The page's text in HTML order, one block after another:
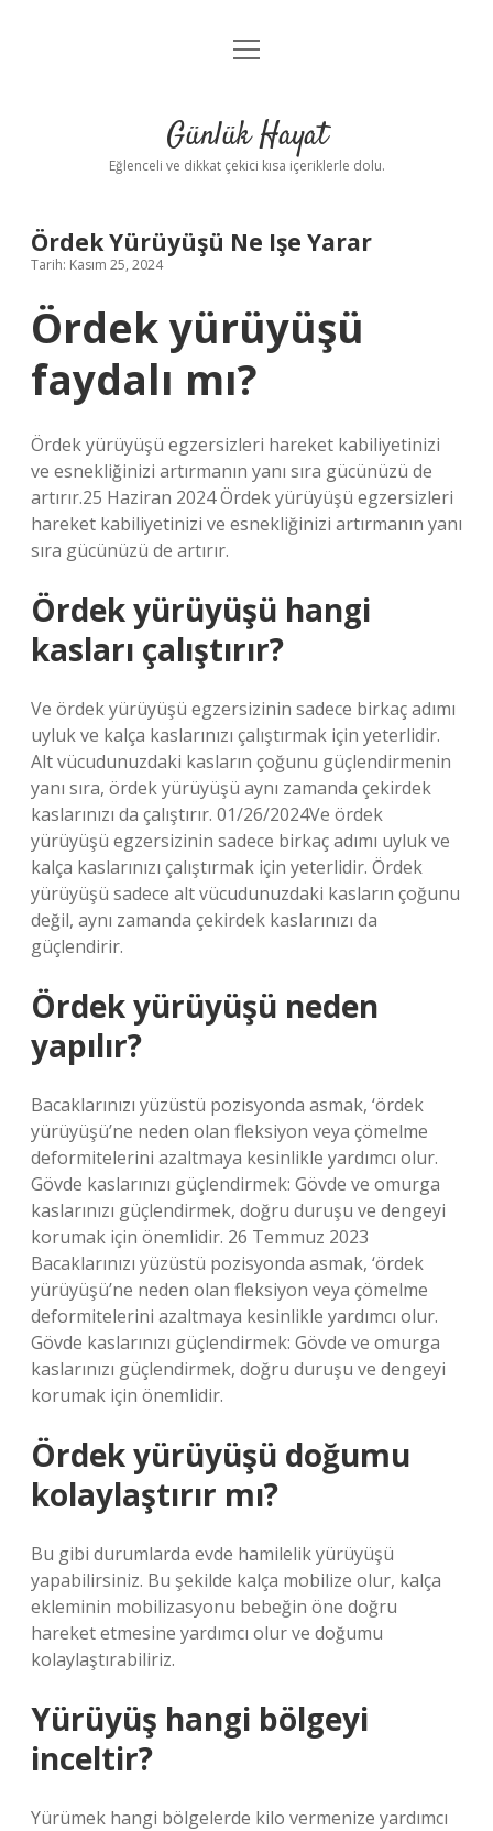
Anasayfa
Yasal Uyarı
menüyü
Günlük Hayat
Eğlenceli ve dikkat çekici kısa içeriklerle dolu.
Ördek Yürüyüşü Ne Işe Yarar
Tarih: Kasım 25, 2024
Ördek yürüyüşü
faydalı mı?
Ördek yürüyüşü egzersizleri hareket kabiliyetinizi
ve esnekliğinizi artırmanın yanı sıra gücünüzü de
artırır.25 Haziran 2024 Ördek yürüyüşü egzersizleri
hareket kabiliyetinizi ve esnekliğinizi artırmanın yanı
sıra gücünüzü de artırır.
Ördek yürüyüşü hangi
kasları çalıştırır?
Ve ördek yürüyüşü egzersizinin sadece birkaç adımı
uyluk ve kalça kaslarınızı çalıştırmak için yeterlidir.
Alt vücudunuzdaki kasların çoğunu güçlendirmenin
yanı sıra, ördek yürüyüşü aynı zamanda çekirdek
kaslarınızı da çalıştırır. 01/26/2024Ve ördek
yürüyüşü egzersizinin sadece birkaç adımı uyluk ve
kalça kaslarınızı çalıştırmak için yeterlidir. Ördek
yürüyüşü sadece alt vücudunuzdaki kasların çoğunu
değil, aynı zamanda çekirdek kaslarınızı da
güçlendirir.
Ördek yürüyüşü neden
yapılır?
Bacaklarınızı yüzüstü pozisyonda asmak, ‘ördek
yürüyüşü’ne neden olan fleksiyon veya çömelme
deformitelerini azaltmaya kesinlikle yardımcı olur.
Gövde kaslarınızı güçlendirmek: Gövde ve omurga
kaslarınızı güçlendirmek, doğru duruşu ve dengeyi
korumak için önemlidir. 26 Temmuz 2023
Bacaklarınızı yüzüstü pozisyonda asmak, ‘ördek
yürüyüşü’ne neden olan fleksiyon veya çömelme
deformitelerini azaltmaya kesinlikle yardımcı olur.
Gövde kaslarınızı güçlendirmek: Gövde ve omurga
kaslarınızı güçlendirmek, doğru duruşu ve dengeyi
korumak için önemlidir.
Ördek yürüyüşü doğumu
kolaylaştırır mı?
Bu gibi durumlarda evde hamilelik yürüyüşü
yapabilirsiniz. Bu şekilde kalça mobilize olur, kalça
ekleminin mobilizasyonu bebeğin öne doğru
hareket etmesine yardımcı olur ve doğumu
kolaylaştırabiliriz.
Yürüyüş hangi bölgeyi
inceltir?
Yürümek hangi bölgelerde kilo vermenize yardımcı